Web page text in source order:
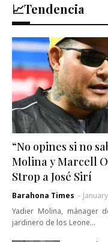
📈Tendencia
“No opines si no
Molina y Marcell
Strop a José Sirí
Barahona Times -
Yadier Molina, mánager
jardinero de los Leone…